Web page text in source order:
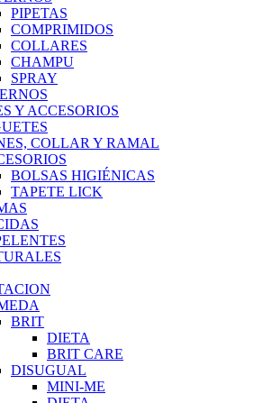
PIPETAS
COMPRIMIDOS
COLLARES
CHAMPU
SPRAY
Y ACCESORIOS
COLLAR Y RAMAL
BOLSAS HIGIÉNICAS
TAPETE LICK
BRIT
DIETA
BRIT CARE
DISUGUAL
MINI-ME